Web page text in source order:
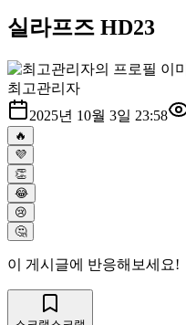
실라프즈 HD23
최고관리자
2025년 10월 3일 23:58
🔥
💜
👏
😂
😢
🤔
이 게시글에 반응해보세요!